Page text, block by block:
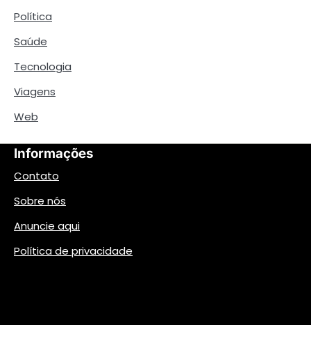
Política
Saúde
Tecnologia
Viagens
Web
Informações
Contato
Sobre nós
Anuncie aqui
Política de privacidade